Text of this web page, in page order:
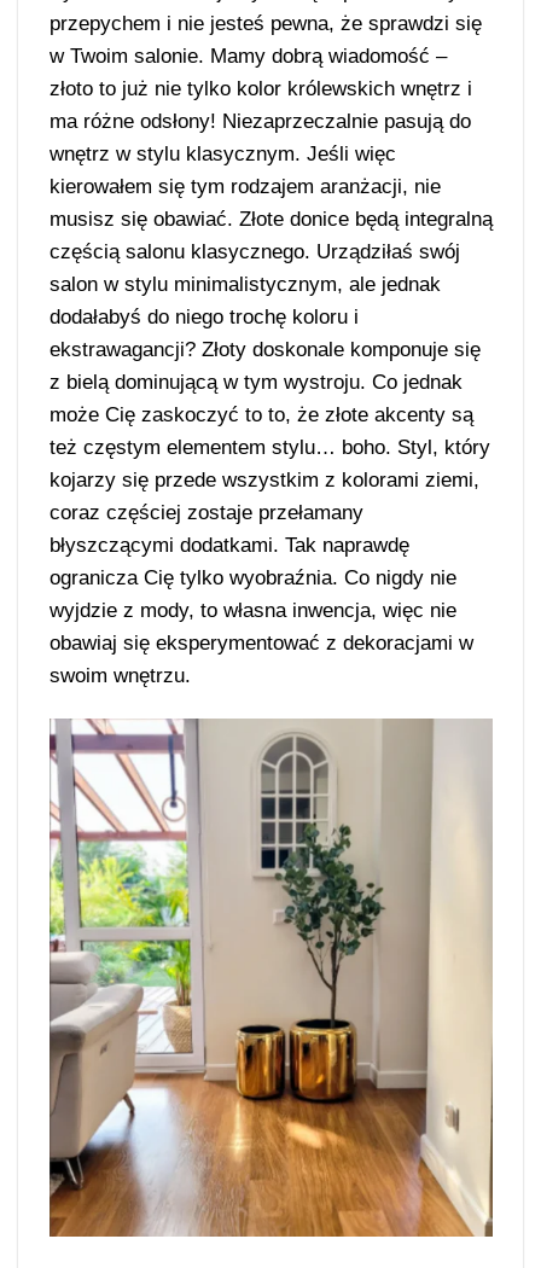
przepychem i nie jesteś pewna, że sprawdzi się
w Twoim salonie. Mamy dobrą wiadomość –
złoto to już nie tylko kolor królewskich wnętrz i
ma różne odsłony! Niezaprzeczalnie pasują do
wnętrz w stylu klasycznym. Jeśli więc
kierowałem się tym rodzajem aranżacji, nie
musisz się obawiać. Złote donice będą integralną
częścią salonu klasycznego. Urządziłaś swój
salon w stylu minimalistycznym, ale jednak
dodałabyś do niego trochę koloru i
ekstrawagancji? Złoty doskonale komponuje się
z bielą dominującą w tym wystroju. Co jednak
może Cię zaskoczyć to to, że złote akcenty są
też częstym elementem stylu… boho. Styl, który
kojarzy się przede wszystkim z kolorami ziemi,
coraz częściej zostaje przełamany
błyszczącymi dodatkami. Tak naprawdę
ogranicza Cię tylko wyobraźnia. Co nigdy nie
wyjdzie z mody, to własna inwencja, więc nie
obawiaj się eksperymentować z dekoracjami w
swoim wnętrzu.